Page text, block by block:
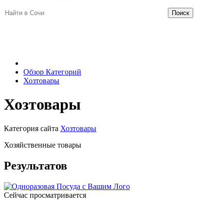
Поиск
Обзор Категорий
Хозтовары
Хозтовары
Категория сайта Хозтовары
Хозяйственные товары
Результатов
Сейчас просматривается